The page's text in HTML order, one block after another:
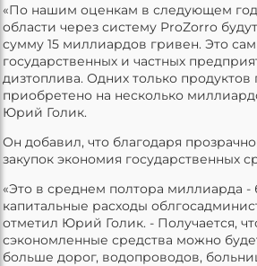
«По нашим оценкам в следующем
области через систему ProZorro
сумму 15 миллиардов гривен. Это
государственных и частных
дизтоплива. Одних только продуктов
приобретено на несколько
Юрий Голик.
Он добавил, что благодаря
закупок экономия государственных
«Это в среднем полтора миллиарда -
капитальные расходы
отметил Юрий Голик. - Получается,
сэкономленные средства можно
больше дорог, водопроводов,